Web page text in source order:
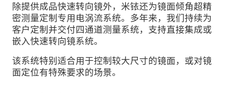
除提供成品快速转向镜外，米铱还为镜面倾角超精
密测量定制专用电涡流系统。多年来，我们持续为
客户定制并交付四通道测量系统，支持直接集成或
嵌入快速转向镜系统。
该系统特别适合用于控制较大尺寸的镜面，或对镜
面定位有特殊要求的场景。